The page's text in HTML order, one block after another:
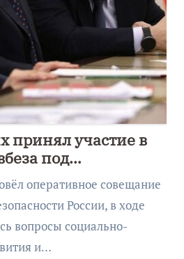
принял участие в
под
оперативное совещание
России, в ходе
вопросы социально-
и…